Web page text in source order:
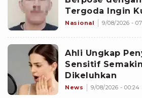
Tergoda Ingin
Kunaefi
Nasional 9/08/2026 -
Ahli Ungkap
Sensitif
Dikeluhkan
News 9/08/2026 - 00:24